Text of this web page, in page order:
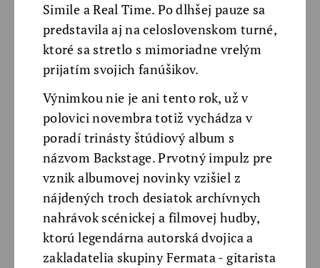
Simile a Real Time. Po dlhšej pauze sa
predstavila aj na celoslovenskom turné,
ktoré sa stretlo s mimoriadne vrelým
prijatím svojich fanúšikov.
Výnimkou nie je ani tento rok, už v
polovici novembra totiž vychádza v
poradí trinásty štúdiový album s
názvom Backstage. Prvotný impulz pre
vznik albumovej novinky vzišiel z
nájdených troch desiatok archívnych
nahrávok scénickej a filmovej hudby,
ktorú legendárna autorská dvojica a
zakladatelia skupiny Fermata - gitarista